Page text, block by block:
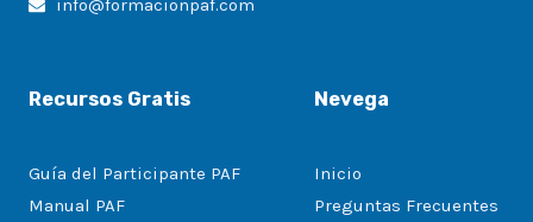
Nevega
Inicio
Preguntas Frecuentes
Recursos Gratis
Guía del Participante PAF
Manual PAF
info@formacionpaf.com